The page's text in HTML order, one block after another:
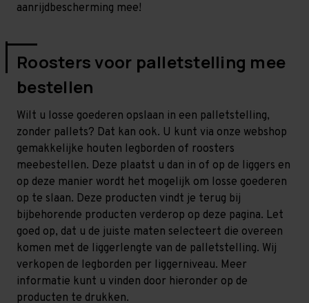
aanrijdbescherming mee!
Roosters voor palletstelling mee
bestellen
Wilt u losse goederen opslaan in een palletstelling,
zonder pallets? Dat kan ook. U kunt via onze webshop
gemakkelijke houten legborden of roosters
meebestellen. Deze plaatst u dan in of op de liggers en
op deze manier wordt het mogelijk om losse goederen
op te slaan. Deze producten vindt je terug bij
bijbehorende producten verderop op deze pagina. Let
goed op, dat u de juiste maten selecteert die overeen
komen met de liggerlengte van de palletstelling. Wij
verkopen de legborden per liggerniveau. Meer
informatie kunt u vinden door hieronder op de
producten te drukken.